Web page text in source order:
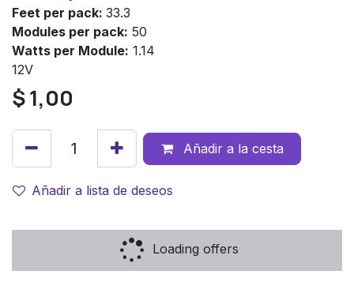
Feet per pack: 33.3
Modules per pack: 50
Watts per Module: 1.14
12V
$1,00
Añadir a la cesta
Añadir a lista de deseos
Loading offers